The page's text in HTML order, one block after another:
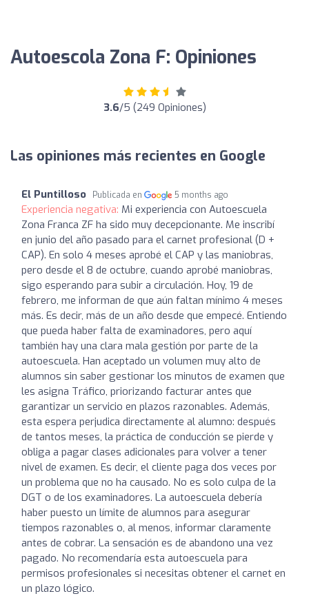
Autoescola Zona F: Opiniones
3.6/5 (249 Opiniones)
Las opiniones más recientes en Google
El Puntilloso Publicada en 5 months ago
Experiencia negativa: Mi experiencia con Autoescuela
Zona Franca ZF ha sido muy decepcionante. Me inscribí
en junio del año pasado para el carnet profesional (D +
CAP). En solo 4 meses aprobé el CAP y las maniobras,
pero desde el 8 de octubre, cuando aprobé maniobras,
sigo esperando para subir a circulación. Hoy, 19 de
febrero, me informan de que aún faltan mínimo 4 meses
más. Es decir, más de un año desde que empecé. Entiendo
que pueda haber falta de examinadores, pero aquí
también hay una clara mala gestión por parte de la
autoescuela. Han aceptado un volumen muy alto de
alumnos sin saber gestionar los minutos de examen que
les asigna Tráfico, priorizando facturar antes que
garantizar un servicio en plazos razonables. Además,
esta espera perjudica directamente al alumno: después
de tantos meses, la práctica de conducción se pierde y
obliga a pagar clases adicionales para volver a tener
nivel de examen. Es decir, el cliente paga dos veces por
un problema que no ha causado. No es solo culpa de la
DGT o de los examinadores. La autoescuela debería
haber puesto un límite de alumnos para asegurar
tiempos razonables o, al menos, informar claramente
antes de cobrar. La sensación es de abandono una vez
pagado. No recomendaría esta autoescuela para
permisos profesionales si necesitas obtener el carnet en
un plazo lógico.